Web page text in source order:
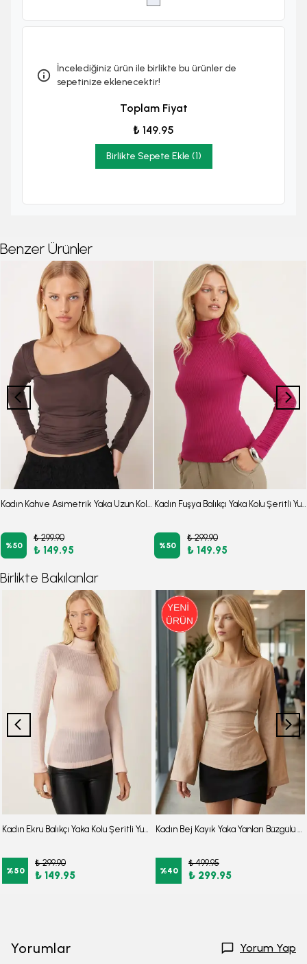
İncelediğiniz ürün ile birlikte bu ürünler de
sepetinize eklenecektir!
Toplam Fiyat
₺ 149.95
Birlikte Sepete Ekle (1)
Benzer Ürünler
%50
₺ 299.90
₺ 149.95 %50
₺ 299.90
₺ 149.95
Birlikte Bakılanlar
%50
₺ 299.90
₺ 149.95 %40
₺ 499.95
₺ 299.95
Yorumlar Yorum Yap